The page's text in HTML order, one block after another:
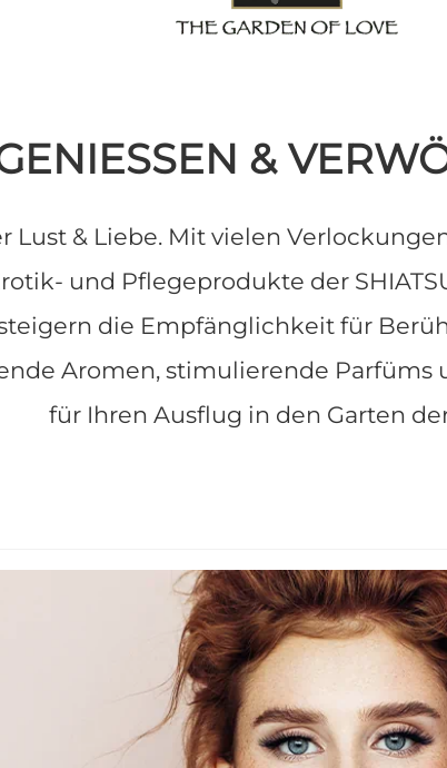
&
Lust & Liebe. Mit vielen
und Pflegeprodukte der
die Empfänglichkeit für
Aromen, stimulierende
für Ihren Ausflug in den Garten